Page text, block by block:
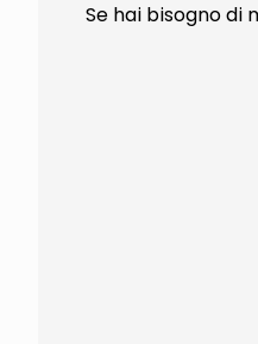
Se hai bisogno di